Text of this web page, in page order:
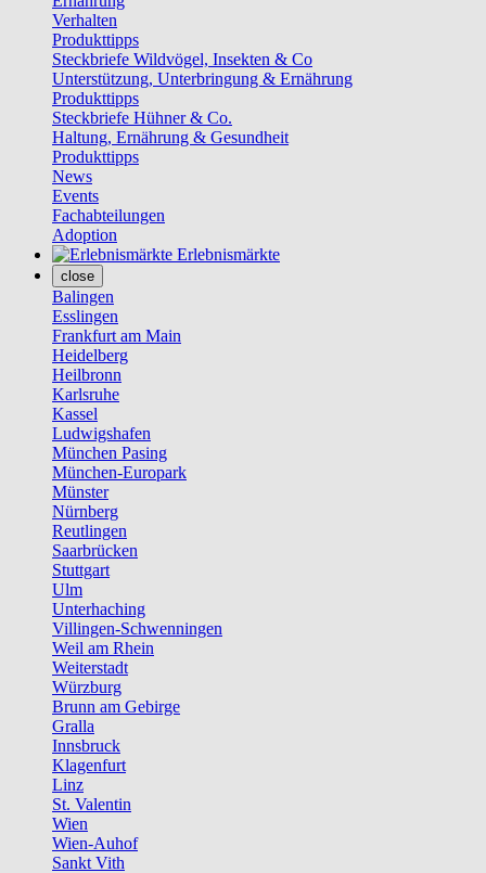
Verhalten
Produkttipps
Steckbriefe Wildvögel, Insekten & Co
Unterstützung, Unterbringung & Ernährung
Produkttipps
Steckbriefe Hühner & Co.
Haltung, Ernährung & Gesundheit
Produkttipps
News
Events
Fachabteilungen
Adoption
Erlebnismärkte
close
Balingen
Esslingen
Frankfurt am Main
Heidelberg
Heilbronn
Karlsruhe
Kassel
Ludwigshafen
München Pasing
München-Europark
Münster
Nürnberg
Reutlingen
Saarbrücken
Stuttgart
Ulm
Unterhaching
Villingen-Schwenningen
Weil am Rhein
Weiterstadt
Würzburg
Brunn am Gebirge
Gralla
Innsbruck
Klagenfurt
Linz
St. Valentin
Wien
Wien-Auhof
Sankt Vith